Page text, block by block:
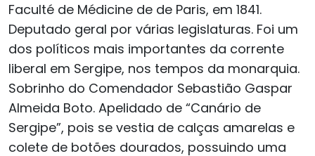
Faculté de Médicine de de Paris, em 1841.
Deputado geral por várias legislaturas. Foi um
dos políticos mais importantes da corrente
liberal em Sergipe, nos tempos da monarquia.
Sobrinho do Comendador Sebastião Gaspar
Almeida Boto. Apelidado de “Canário de
Sergipe”, pois se vestia de calças amarelas e
colete de botões dourados, possuindo uma